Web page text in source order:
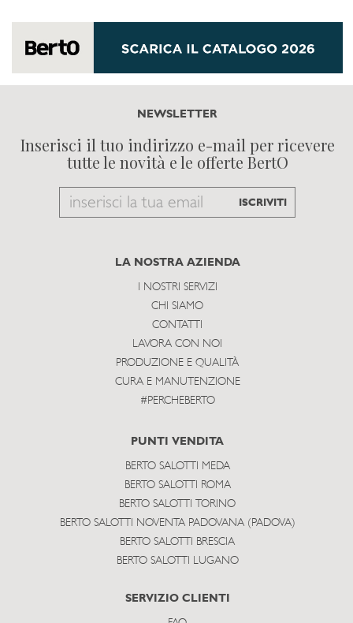
NEWSLETTER
Inserisci il tuo indirizzo e-mail per ricevere
tutte le novità e le offerte BertO
Email
subscribe
ISCRIVITI
LA NOSTRA AZIENDA
I NOSTRI SERVIZI
CHI SIAMO
CONTATTI
LAVORA CON NOI
PRODUZIONE E QUALITÀ
CURA E MANUTENZIONE
#PERCHEBERTO
PUNTI VENDITA
BERTO SALOTTI MEDA
BERTO SALOTTI ROMA
BERTO SALOTTI TORINO
BERTO SALOTTI NOVENTA PADOVANA (PADOVA)
BERTO SALOTTI BRESCIA
BERTO SALOTTI LUGANO
SERVIZIO CLIENTI